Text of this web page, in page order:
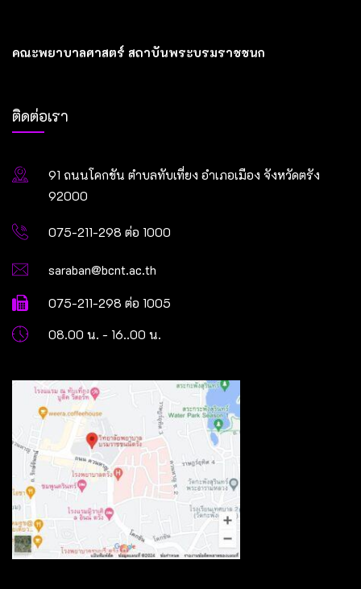
คณะพยาบาลศาสตร์ สถาบันพระบรมราชชนก
ติดต่อเรา
91 ถนนโคกขัน ตำบลทับเที่ยง อำเภอเมือง จังหวัดตรัง
92000
075-211-298 ต่อ 1000
saraban@bcnt.ac.th
075-211-298 ต่อ 1005
08.00 น. - 16..00 น.